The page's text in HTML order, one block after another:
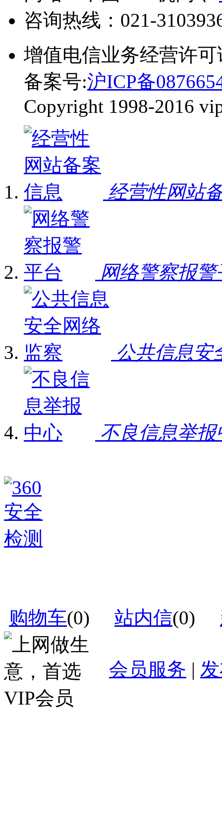
咨询热线： 021-
增值电信业务经营许可
备案号:沪ICP备
Copyright 1998-2016
经营性网站
网络警察报警
公共信息安
不良信息举报
购物车(0) 站内信(0)
会员服务 |